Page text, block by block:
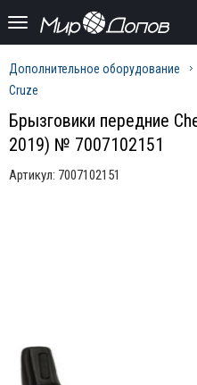
Дополнительное оборудование
Cruze
Брызговики передние
2019) № 7007102151
Артикул: 7007102151